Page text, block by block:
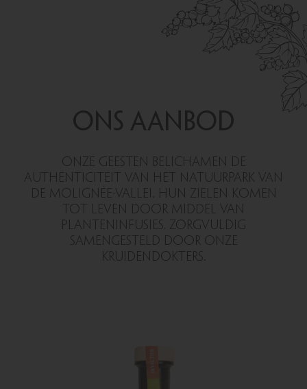
ONS AANBOD
ONZE GEESTEN BELICHAMEN DE
AUTHENTICITEIT VAN HET NATUURPARK VAN
DE MOLIGNÉE-VALLEI. HUN ZIELEN KOMEN
TOT LEVEN DOOR MIDDEL VAN
PLANTENINFUSIES, ZORGVULDIG
SAMENGESTELD DOOR ONZE
KRUIDENDOKTERS.